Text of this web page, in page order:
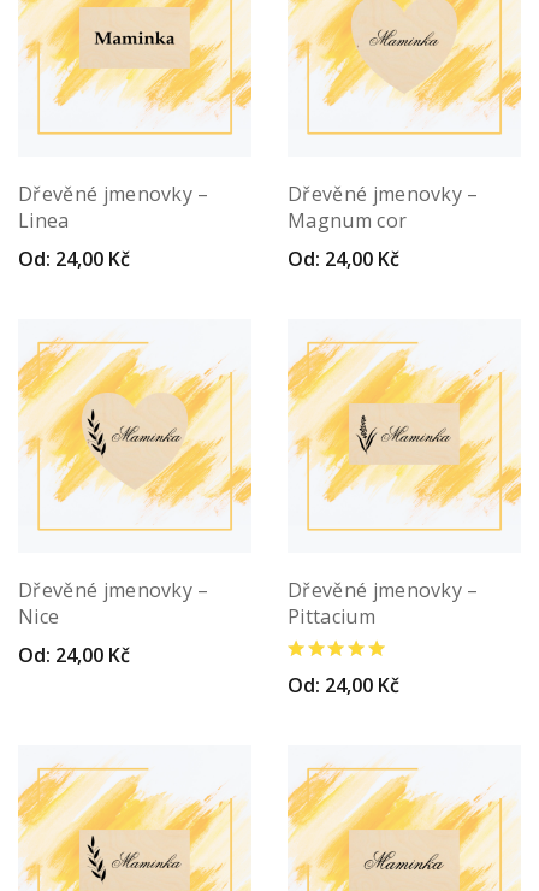
Dřevěné jmenovky –
Linea
Od: 24,00 Kč
Dřevěné jmenovky –
Magnum cor
Od: 24,00 Kč
Dřevěné jmenovky –
Nice
Od: 24,00 Kč
Dřevěné jmenovky –
Pittacium
Od: 24,00 Kč